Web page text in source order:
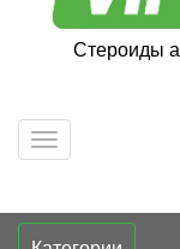
Стероиды